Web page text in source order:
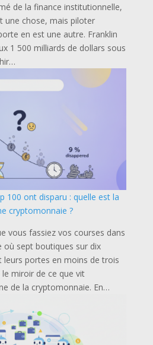
de la finance institutionnelle,
une chose, mais piloter
en est une autre. Franklin
1 500 milliards de dollars sous
100 ont disparu : quelle est la
cryptomonnaie ?
vous fassiez vos courses dans
où sept boutiques sur dix
portes en moins de trois
le miroir de ce que vit
de la cryptomonnaie. En…